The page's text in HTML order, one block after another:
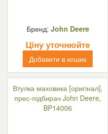
Бренд: John Deere
Ціну уточнюйте
Добавити в кошик
Втулка маховика [оригінал],
прес-підбирач John Deere,
BP14006